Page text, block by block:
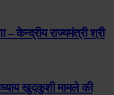
– केन्द्रीय राज्यमंत्री श्री
खुदकुशी मामले की